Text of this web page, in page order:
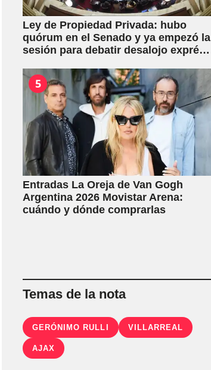
Ley de Propiedad Privada: hubo
quórum en el Senado y ya empezó la
sesión para debatir desalojo exprés
5
Entradas La Oreja de Van Gogh
Argentina 2026 Movistar Arena:
cuándo y dónde comprarlas
Temas de la nota
GERÓNIMO RULLI VILLARREAL
AJAX